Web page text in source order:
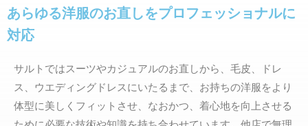
あらゆる洋服のお直しをプロフェッショナルに
対応
サルトではスーツやカジュアルのお直しから、毛皮、ドレ
ス、ウエディングドレスにいたるまで、お持ちの洋服をより
体型に美しくフィットさせ、なおかつ、着心地を向上させる